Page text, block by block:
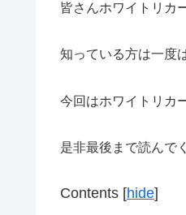
皆さんホワイトリカ
知っている方は一度
今回はホワイトリカ
是非最後まで読んで
Contents [hide]